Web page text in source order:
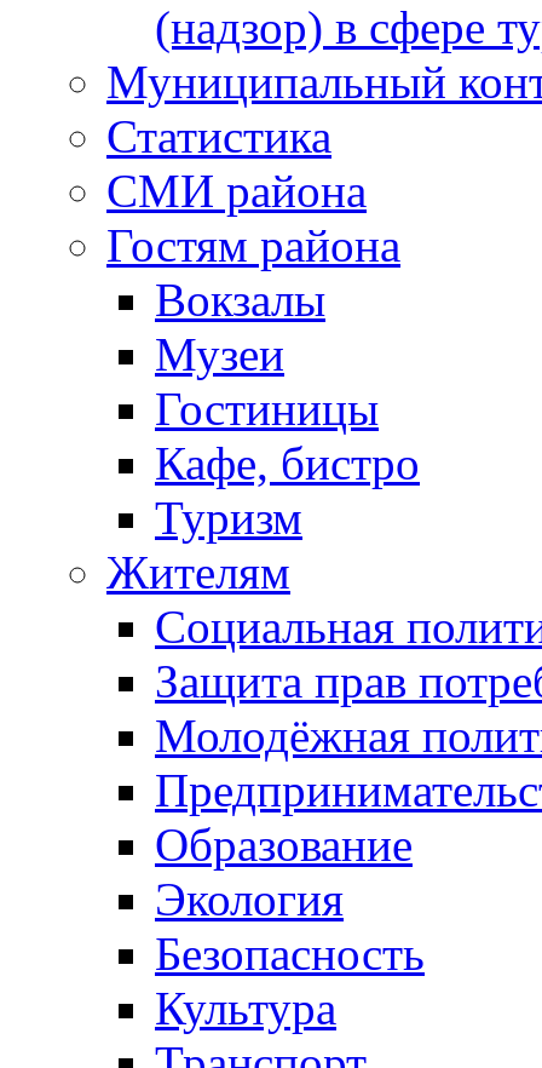
(надзор) в сфере
Муниципальный
Статистика
СМИ района
Гостям района
Вокзалы
Музеи
Гостиницы
Кафе, бистро
Туризм
Жителям
Социальная
Защита прав
Молодёжная
Образование
Экология
Безопасность
Культура